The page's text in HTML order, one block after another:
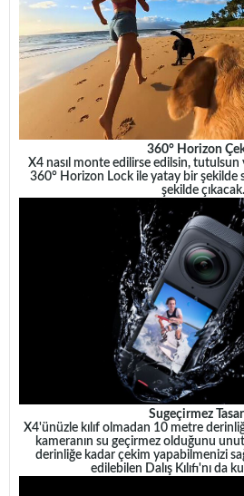
360° Horizon
X4 nasıl monte edilirse edilsin, tutulsun
360° Horizon Lock ile yatay bir şekilde
şekilde çıkacak.
Sugeçirmez
X4'ünüzle kılıf olmadan 10 metre
kameranın su geçirmez olduğunu
derinliğe kadar çekim yapabilmenizi
edilebilen Dalış Kılıfı'nı da